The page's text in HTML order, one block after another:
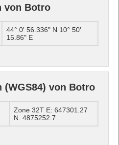
von Botro
44° 0' 56.336" N 10° 50'
15.86" E
(WGS84) von Botro
Zone 32T E: 647301.27
N: 4875252.7